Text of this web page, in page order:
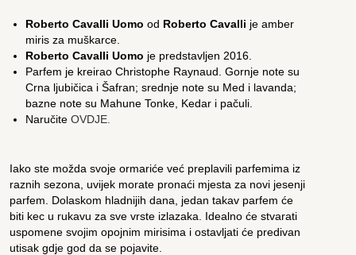
Roberto Cavalli Uomo od Roberto Cavalli je amber
miris za muškarce.
Roberto Cavalli Uomo je predstavljen 2016.
Parfem je kreirao Christophe Raynaud. Gornje note su
Crna ljubičica i Šafran; srednje note su Med i lavanda;
bazne note su Mahune Tonke, Kedar i pačuli.
NaručiteOVDJE.
Iako ste možda svoje ormariće već preplavili parfemima iz
raznih sezona, uvijek morate pronaći mjesta za novi jesenji
parfem. Dolaskom hladnijih dana, jedan takav parfem će
biti kec u rukavu za sve vrste izlazaka. Idealno će stvarati
uspomene svojim opojnim mirisima i ostavljati će predivan
utisak gdje god da se pojavite.